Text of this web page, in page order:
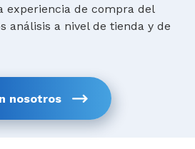
experiencia de compra del
análisis a nivel de tienda y de
nosotros